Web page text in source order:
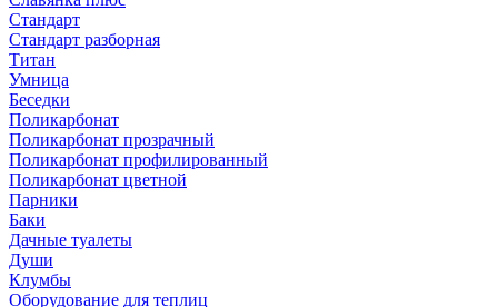
Стандарт
Стандарт разборная
Титан
Умница
Беседки
Поликарбонат
Поликарбонат прозрачный
Поликарбонат профилированный
Поликарбонат цветной
Парники
Баки
Дачные туалеты
Души
Клумбы
Оборудование для теплиц